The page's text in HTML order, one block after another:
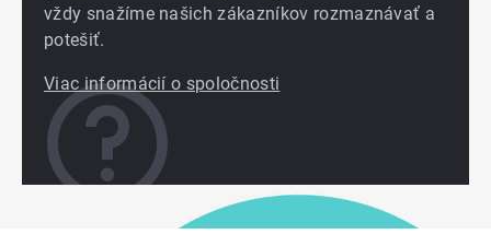
vždy snažíme našich zákazníkov rozmaznávať a
potešiť.
Viac informácií o spoločnosti